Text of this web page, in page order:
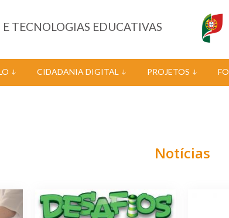
E TECNOLOGIAS EDUCATIVAS
CIDADANIA DIGITAL PROJETOS
Notícias